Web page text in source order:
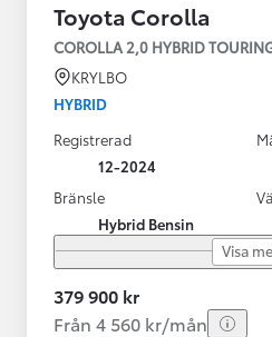
Toyota Corolla
COROLLA 2,0 HYBRID
KRYLBO
HYBRID
Registrerad
12-2024
Bränsle
Hybrid Bensin
Visa
379 900 kr
Från 4 560 kr/mån